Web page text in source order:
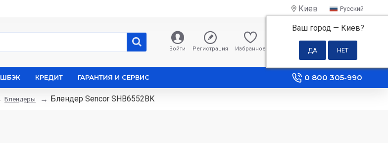
Киев
Ваш город — Киев?
Русский
Войти Регистрация Избранное
0 грн
КРЕДИТ ГАРАНТИЯ И СЕРВИС 0 800 305-990
Блендеры Блендер Sencor SHB6552BK